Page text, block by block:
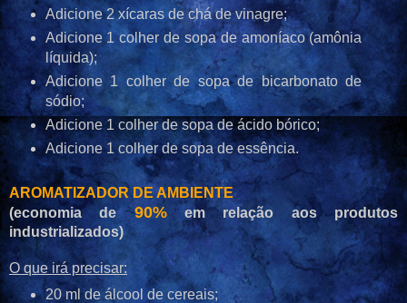
Adicione 2 xícaras de chá de vinagre;
Adicione 1 colher de sopa de amoníaco (amônia
líquida);
Adicione 1 colher de sopa de bicarbonato de
sódio;
Adicione 1 colher de sopa de ácido bórico;
Adicione 1 colher de sopa de essência.
AROMATIZADOR DE AMBIENTE
(economia de90%em relação aos produtos
industrializados)
O que irá precisar:
20 ml de álcool de cereais;